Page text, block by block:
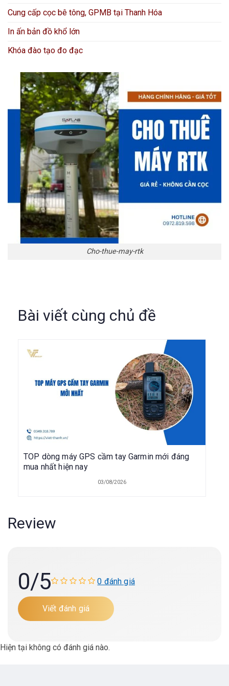
Cung cấp cọc bê tông, GPMB tại Thanh Hóa
In ấn bản đồ khổ lớn
Khóa đào tạo đo đạc
Cho-thue-may-rtk
Bài viết cùng chủ đề
TOP dòng máy GPS cầm tay Garmin mới đáng
mua nhất hiện nay
03/08/2026
Review
0/5 0 đánh giá
Viết đánh giá
Hiện tại không có đánh giá nào.